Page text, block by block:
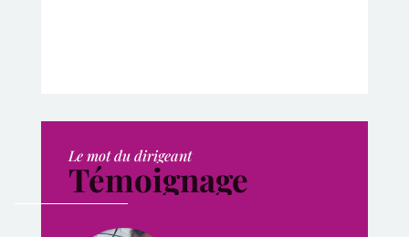
Le mot du dirigeant
Témoignage